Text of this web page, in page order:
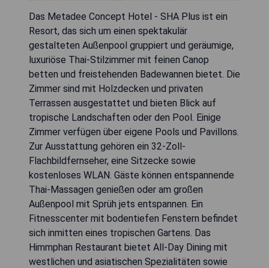
Das Metadee Concept Hotel - SHA Plus ist ein
Resort, das sich um einen spektakulär
gestalteten Außenpool gruppiert und geräumige,
luxuriöse Thai-Stilzimmer mit feinen Canop
betten und freistehenden Badewannen bietet. Die
Zimmer sind mit Holzdecken und privaten
Terrassen ausgestattet und bieten Blick auf
tropische Landschaften oder den Pool. Einige
Zimmer verfügen über eigene Pools und Pavillons.
Zur Ausstattung gehören ein 32-Zoll-
Flachbildfernseher, eine Sitzecke sowie
kostenloses WLAN. Gäste können entspannende
Thai-Massagen genießen oder am großen
Außenpool mit Sprüh jets entspannen. Ein
Fitnesscenter mit bodentiefen Fenstern befindet
sich inmitten eines tropischen Gartens. Das
Himmphan Restaurant bietet All-Day Dining mit
westlichen und asiatischen Spezialitäten sowie